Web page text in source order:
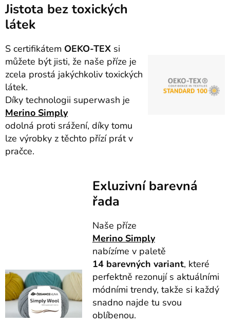
Jistota bez toxických
látek
S certifikátem OEKO-TEX si
můžete být jisti, že naše příze je
zcela prostá jakýchkoliv toxických
látek.
Díky technologii superwash je
Merino Simply
odolná proti srážení, díky tomu
lze výrobky z těchto přízí prát v
pračce.
Exluzivní barevná
řada
Naše příze
Merino Simply
nabízíme v paletě
14barevných variant, které
perfektně rezonují s aktuálními
módními trendy, takže si každý
snadno najde tu svou
oblíbenou.